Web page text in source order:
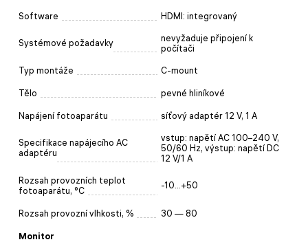
Software HDMI: integrovaný
Systémové požadavky
nevyžaduje připojení k
počítači
Typ montáže C-mount
Tělo pevné hliníkové
Napájení fotoaparátu síťový adaptér 12 V, 1 A
Specifikace napájecího AC
adaptéru
vstup: napětí AC 100–240 V,
50/60 Hz, výstup: napětí DC
12 V/1 A
Rozsah provozních teplot
fotoaparátu, °C
-10...+50
Rozsah provozní vlhkosti, % 30 — 80
Monitor